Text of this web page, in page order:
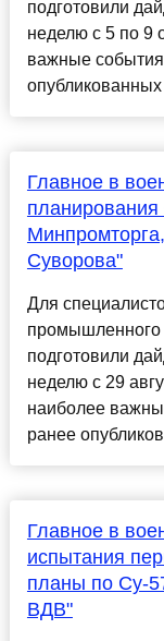
подготовили
неделю с 5 по 9
важные
Главное в
Суворова"
Для
промышленного
подготовили
неделю с 29
наиболее
ранее
Главное в
испытания
планы по Су-
ВДВ"